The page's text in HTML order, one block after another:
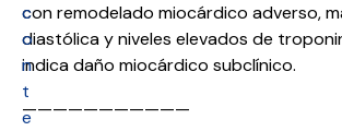
c
o
n
t
e
con remodelado miocárdico adverso,
diastólica y niveles elevados de
indica daño miocárdico subclínico.
———————————